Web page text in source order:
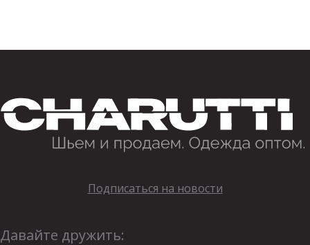
Подписаться на новости
Давайте дружить: